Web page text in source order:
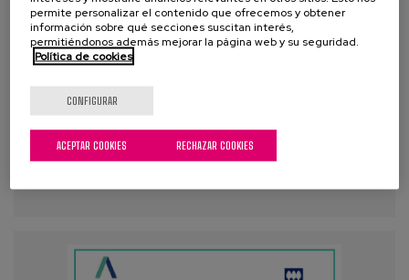
para una Gobernanza Anticipatoria de los Retos
Asociados al Envejecimiento - Adinberri SIA
Etiquetas:envejecimiento
demográfico,personas mayores
Envejecimiento Activo
VER MÁS
permite personalizar el contenido que ofrecemos y obtener
información sobre qué secciones suscitan interés,
permitiéndonos además mejorar la página web y su seguridad.
Política de cookies
CONFIGURAR
RECHAZAR COOKIES
ACEPTAR COOKIES